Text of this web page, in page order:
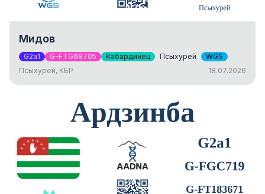
Мидов
G2a1 G-FTG68705 Кабардинец Псыхурей
WGS
Псыхурей, КБР
18.07.2026